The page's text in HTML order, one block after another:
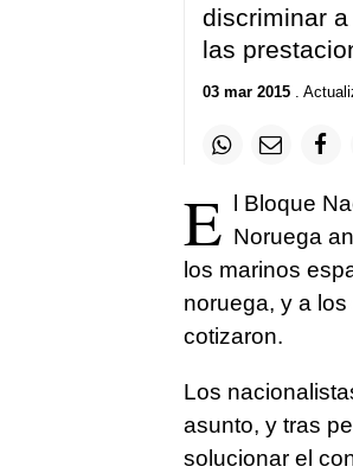
discriminar
las
03 mar 2015.
E
l Bloque
Noruega
los marinos
noruega, y a
cotizaron.
Los
asunto, y tras
solucionar el